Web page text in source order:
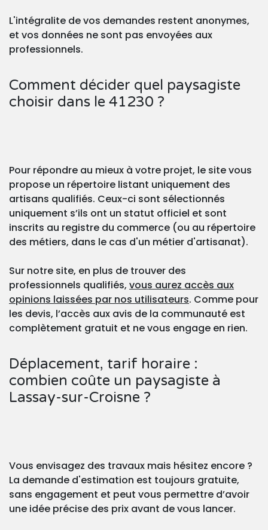
L'intégralite de vos demandes restent anonymes,
et vos données ne sont pas envoyées aux
professionnels.
Comment décider quel paysagiste
choisir dans le 41230 ?
Pour répondre au mieux à votre projet, le site vous
propose un répertoire listant uniquement des
artisans qualifiés. Ceux-ci sont sélectionnés
uniquement s’ils ont un statut officiel et sont
inscrits au registre du commerce (ou au répertoire
des métiers, dans le cas d'un métier d'artisanat).
Sur notre site, en plus de trouver des
professionnels qualifiés, vous aurez accès aux
opinions laissées par nos utilisateurs. Comme pour
les devis, l’accès aux avis de la communauté est
complètement gratuit et ne vous engage en rien.
Déplacement, tarif horaire :
combien coûte un paysagiste à
Lassay-sur-Croisne ?
Vous envisagez des travaux mais hésitez encore ?
La demande d'estimation est toujours gratuite,
sans engagement et peut vous permettre d’avoir
une idée précise des prix avant de vous lancer.